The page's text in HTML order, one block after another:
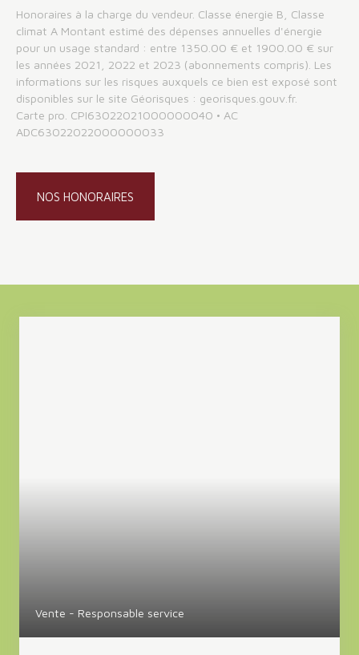
Honoraires à la charge du vendeur. Classe énergie B, Classe
climat A Montant estimé des dépenses annuelles d'énergie
pour un usage standard : entre 1350.00 € et 1900.00 € sur
les années 2021, 2022 et 2023 (abonnements compris). Les
informations sur les risques auxquels ce bien est exposé sont
disponibles sur le site Géorisques : georisques.gouv.fr.
Carte pro. CPI63022021000000040 • AC
ADC63022022000000033
NOS HONORAIRES
Vente - Responsable service